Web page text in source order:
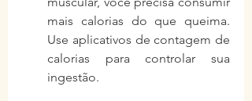
mais calorias do que queima.
Use aplicativos de contagem de
calorias para controlar sua
ingestão.